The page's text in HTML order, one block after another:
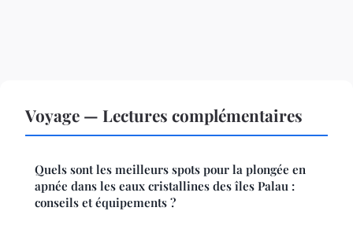
Voyage — Lectures complémentaires
Quels sont les meilleurs spots pour la plongée en
apnée dans les eaux cristallines des îles Palau :
conseils et équipements ?